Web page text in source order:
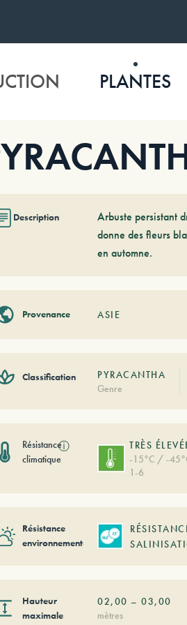
PLANTES
Description
Arbuste persistant
donne des fleurs
en automne.
Provenance ASIE
Classification
PYRACANTHA
Genre
Résistance
climatique
ⓘ
TRÈS
-15°C / -
1-6
Résistance
environnementale
Hauteur
maximale
02,00 –03,00
mètres